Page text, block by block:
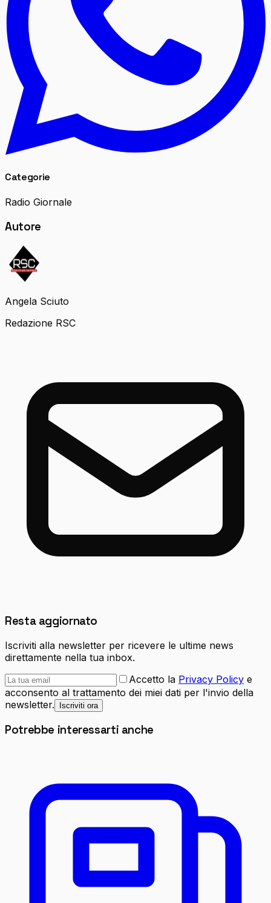
Categorie
Radio Giornale
Autore
Angela Sciuto
Redazione RSC
Resta aggiornato
Iscriviti alla newsletter per ricevere le ultime news
direttamente nella tua inbox.
Accetto la Privacy Policy e
acconsento al trattamento dei miei dati per l'invio della
newsletter.
Iscriviti ora
Potrebbe interessarti anche